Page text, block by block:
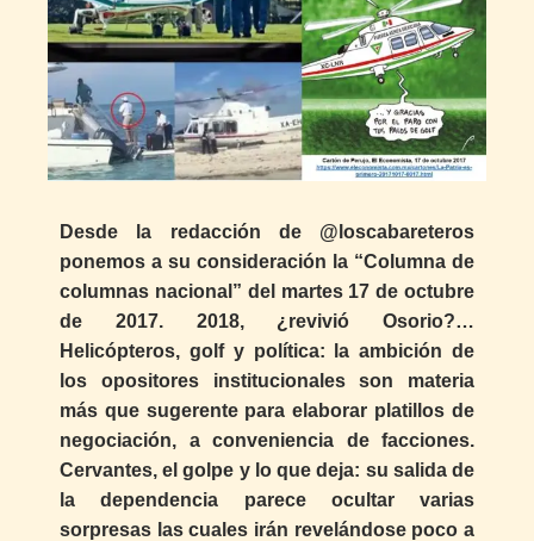
Desde la redacción de @loscabareteros
ponemos a su consideración la “Columna de
columnas nacional” del martes 17 de octubre
de 2017. 2018, ¿revivió Osorio?…
Helicópteros, golf y política: la ambición de
los opositores institucionales son materia
más que sugerente para elaborar platillos de
negociación, a conveniencia de facciones.
Cervantes, el golpe y lo que deja: su salida de
la dependencia parece ocultar varias
sorpresas las cuales irán revelándose poco a